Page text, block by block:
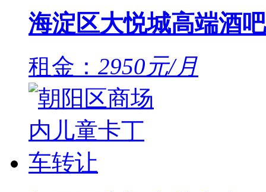
海淀区大悦城高端酒
租金： 2950元/月